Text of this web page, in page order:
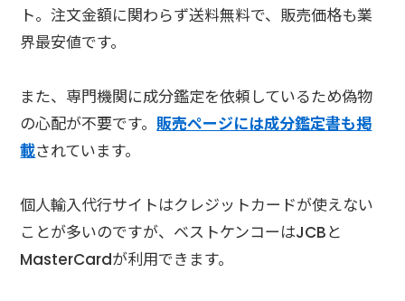
ト。注文金額に関わらず送料無料で、販売価格も業
界最安値です。
また、専門機関に成分鑑定を依頼しているため偽物
の心配が不要です。販売ページには成分鑑定書も掲
載されています。
個人輸入代行サイトはクレジットカードが使えない
ことが多いのですが、ベストケンコーはJCBと
MasterCardが利用できます。